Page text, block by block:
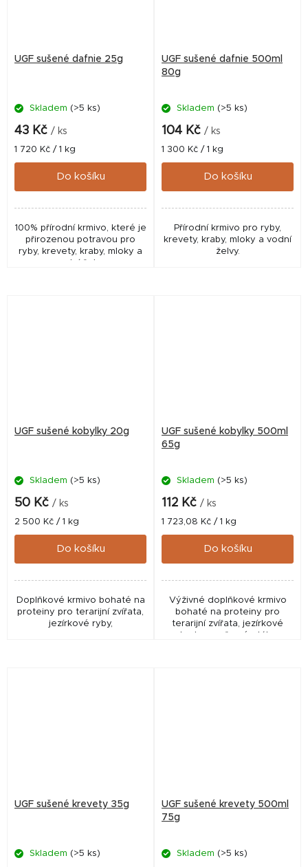
UGF sušené dafnie 25g
Skladem (>5 ks)
43 Kč / ks
Měrná
cena:
1 720 Kč / 1 kg
Do košíku
100% přírodní krmivo, které je
přirozenou potravou pro
ryby, krevety, kraby, mloky a
vodní želvy.
UGF sušené dafnie 500ml
80g
Skladem (>5 ks)
104 Kč / ks
Měrná
cena:
1 300 Kč / 1 kg
Do košíku
Přírodní krmivo pro ryby,
krevety, kraby, mloky a vodní
želvy.
UGF sušené kobylky 20g
Skladem (>5 ks)
50 Kč / ks
Měrná
cena:
2 500 Kč / 1 kg
Do košíku
Doplňkové krmivo bohaté na
proteiny pro terarijní zvířata,
jezírkové ryby,
UGF sušené kobylky 500ml
65g
Skladem (>5 ks)
112 Kč / ks
Měrná
cena:
1 723,08 Kč / 1 kg
Do košíku
Výživné doplňkové krmivo
bohaté na proteiny pro
terarijní zvířata, jezírkové
UGF sušené krevety 35g
Skladem (>5 ks)
UGF sušené krevety 500ml
75g
Skladem (>5 ks)